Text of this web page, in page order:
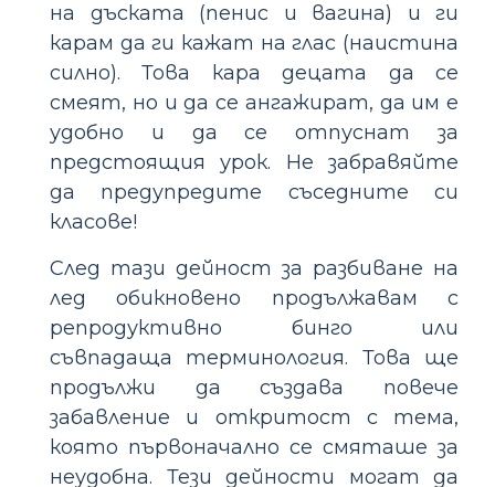
на дъската (пенис и вагина) и ги
карам да ги кажат на глас (наистина
силно). Това кара децата да се
смеят, но и да се ангажират, да им е
удобно и да се отпуснат за
предстоящия урок. Не забравяйте
да предупредите съседните си
класове!
След тази дейност за разбиване на
лед обикновено продължавам с
репродуктивно бинго или
съвпадаща терминология. Това ще
продължи да създава повече
забавление и откритост с тема,
която първоначално се смяташе за
неудобна. Тези дейности могат да